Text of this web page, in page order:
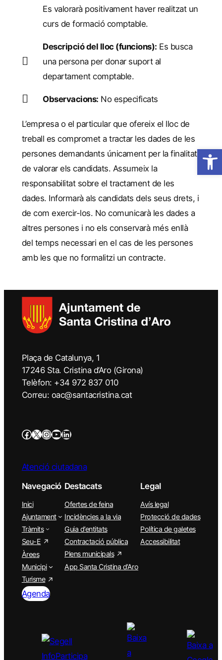
Es valorarà positivament haver realitzat un
curs de formació comptable.
Descripció del lloc (funcions): Es busca
una persona per donar suport al
departament comptable.
Observacions: No especificats
L’empresa o el particular que ofereix el lloc de
treball es compromet a tractar les dades de les
persones demandants únicament per la finalitat
de valorar els candidats. Assumeix la
responsabilitat sobre el tractament de les
dades. Informarà als candidats dels seus drets, i
de com exercir-los. No comunicarà les dades a
altres persones i no els conservarà més enllà
del temps necessari en el cas de les persones
amb les que no formalitzi un contracte.
Plaça de Catalunya, 1
17246 Sta. Cristina d’Aro (Girona)
Telèfon: +34 972 837 010
Correu: oac@santacristina.cat
Atenció ciutadana
Navegació
Inici
Ajuntament
Tràmits
Seu-E
Àrees
Municipi
Turisme
Agenda
Destacats
Ofertes de feina
Incidències a la via
Guia d’entitats
Contractació pública
Plens municipals
App Santa Cristina d’Aro
Legal
Avís legal
Protecció de dades
Política de galetes
Accessibilitat
Obre